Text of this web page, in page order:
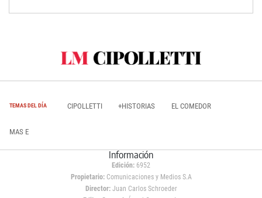
TEMAS DEL DÍA CIPOLLETTI +HISTORIAS EL COMEDOR
MAS E
Información
Edición: 6952
Propietario:Comunicaciones y Medios S.A
Director: Juan Carlos Schroeder